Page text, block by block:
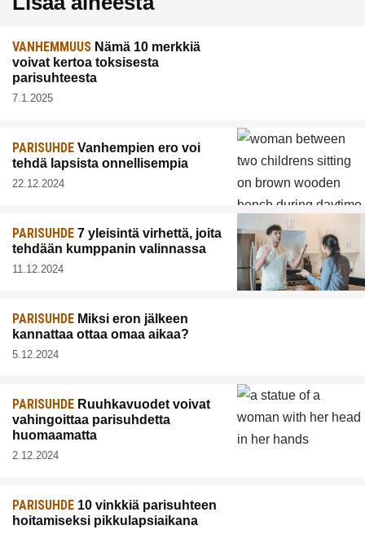
VANHEMMUUS Nämä 10 merkkiä
voivat kertoa toksisesta
parisuhteesta
7.1.2025
PARISUHDE Vanhempien ero voi
tehdä lapsista onnellisempia
22.12.2024
PARISUHDE 7 yleisintä virhettä, joita
tehdään kumppanin valinnassa
11.12.2024
PARISUHDE Miksi eron jälkeen
kannattaa ottaa omaa aikaa?
5.12.2024
PARISUHDE Ruuhkavuodet voivat
vahingoittaa parisuhdetta
huomaamatta
2.12.2024
PARISUHDE 10 vinkkiä parisuhteen
hoitamiseksi pikkulapsiaikana